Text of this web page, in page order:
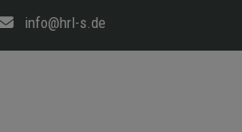
info@hrl-s.de